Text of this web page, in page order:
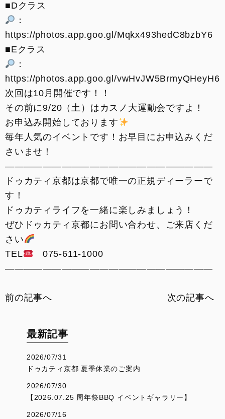
■Dクラス
：
https://photos.app.goo.gl/Mqkx493hedC8bzbY6
■Eクラス
：
https://photos.app.goo.gl/vwHvJW5BrmyQHeyH6
次回は10月開催です！！
その前に9/20（土）はカスノ大運動会ですよ！
お申込み開始しております
毎年人気のイベントです！お早目にお申込みくだ
さいませ！
——————————————————————
ドゥカティ京都は京都で唯一の正規ディーラーで
す！
ドゥカティライフを一緒に楽しみましょう！
ぜひドゥカティ京都にお問い合わせ、ご来店くだ
さい
TEL
075-611-1000
——————————————————————
前の記事へ 次の記事へ
最新記事
2026/07/31
ドゥカティ京都 夏季休業のご案内
2026/07/30
【2026.07.25 周年祭BBQ イベントギャラリー】
2026/07/16